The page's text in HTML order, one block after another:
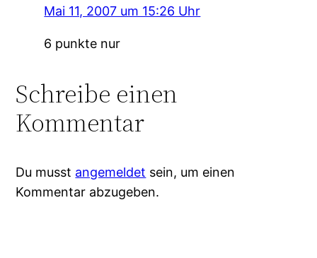
Mai 11, 2007 um 15:26 Uhr
6 punkte nur
Schreibe einen
Kommentar
Du musst angemeldet sein, um einen
Kommentar abzugeben.